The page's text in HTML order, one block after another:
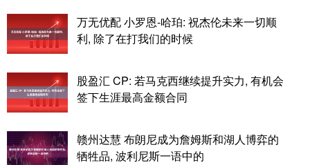
万无优配 小罗恩-哈珀: 祝杰伦未来一切顺
利, 除了在打我们的时候
股盈汇 CP: 若马克西继续提升实力, 有机会
签下生涯最高金额合同
赣州达慧 布朗尼成为詹姆斯和湖人博弈的
牺牲品, 波利尼斯一语中的